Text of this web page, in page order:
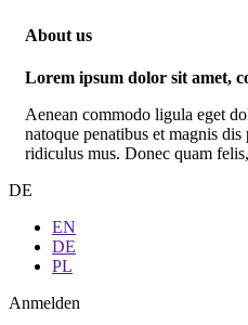
About us
Lorem ipsum dolor sit amet,
Aenean commodo ligula eget
natoque penatibus et magnis
ridiculus mus. Donec quam
DE
EN
DE
PL
Anmelden